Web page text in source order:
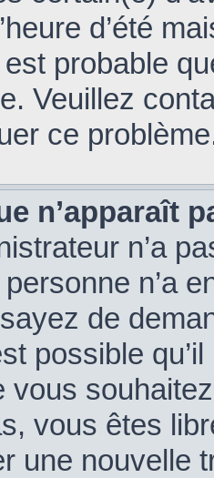
d’été
probable
Veuillez
ce
n’apparaît
n’a
n’a
de
possible
vous
vous êtes
une nouvelle